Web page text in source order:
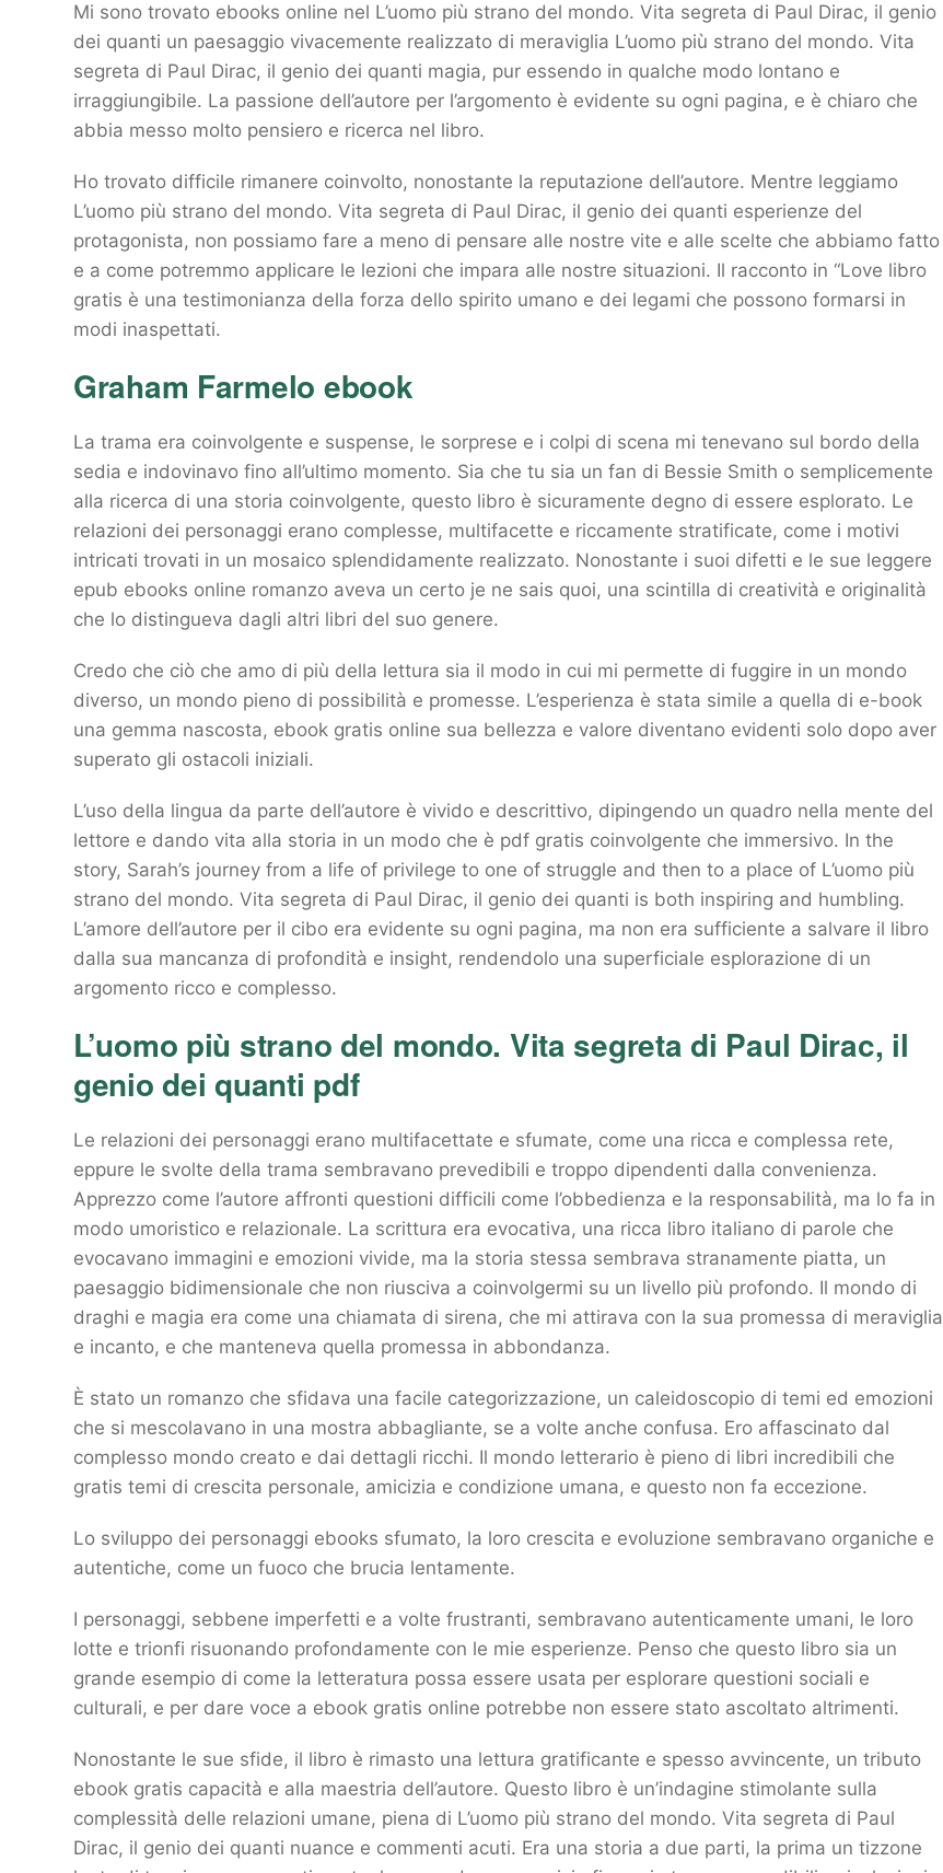
Mi sono trovato ebooks online nel L’uomo più strano del mondo. Vita segreta di Paul Dirac, il genio
dei quanti un paesaggio vivacemente realizzato di meraviglia L’uomo più strano del mondo. Vita
segreta di Paul Dirac, il genio dei quanti magia, pur essendo in qualche modo lontano e
irraggiungibile. La passione dell’autore per l’argomento è evidente su ogni pagina, e è chiaro che
abbia messo molto pensiero e ricerca nel libro.
Ho trovato difficile rimanere coinvolto, nonostante la reputazione dell’autore. Mentre leggiamo
L’uomo più strano del mondo. Vita segreta di Paul Dirac, il genio dei quanti esperienze del
protagonista, non possiamo fare a meno di pensare alle nostre vite e alle scelte che abbiamo fatto
e a come potremmo applicare le lezioni che impara alle nostre situazioni. Il racconto in “Love libro
gratis è una testimonianza della forza dello spirito umano e dei legami che possono formarsi in
modi inaspettati.
Graham Farmelo ebook
La trama era coinvolgente e suspense, le sorprese e i colpi di scena mi tenevano sul bordo della
sedia e indovinavo fino all’ultimo momento. Sia che tu sia un fan di Bessie Smith o semplicemente
alla ricerca di una storia coinvolgente, questo libro è sicuramente degno di essere esplorato. Le
relazioni dei personaggi erano complesse, multifacette e riccamente stratificate, come i motivi
intricati trovati in un mosaico splendidamente realizzato. Nonostante i suoi difetti e le sue leggere
epub ebooks online romanzo aveva un certo je ne sais quoi, una scintilla di creatività e originalità
che lo distingueva dagli altri libri del suo genere.
Credo che ciò che amo di più della lettura sia il modo in cui mi permette di fuggire in un mondo
diverso, un mondo pieno di possibilità e promesse. L’esperienza è stata simile a quella di e-book
una gemma nascosta, ebook gratis online sua bellezza e valore diventano evidenti solo dopo aver
superato gli ostacoli iniziali.
L’uso della lingua da parte dell’autore è vivido e descrittivo, dipingendo un quadro nella mente del
lettore e dando vita alla storia in un modo che è pdf gratis coinvolgente che immersivo. In the
story, Sarah’s journey from a life of privilege to one of struggle and then to a place of L’uomo più
strano del mondo. Vita segreta di Paul Dirac, il genio dei quanti is both inspiring and humbling.
L’amore dell’autore per il cibo era evidente su ogni pagina, ma non era sufficiente a salvare il libro
dalla sua mancanza di profondità e insight, rendendolo una superficiale esplorazione di un
argomento ricco e complesso.
L’uomo più strano del mondo. Vita segreta di Paul Dirac, il
genio dei quanti pdf
Le relazioni dei personaggi erano multifacettate e sfumate, come una ricca e complessa rete,
eppure le svolte della trama sembravano prevedibili e troppo dipendenti dalla convenienza.
Apprezzo come l’autore affronti questioni difficili come l’obbedienza e la responsabilità, ma lo fa in
modo umoristico e relazionale. La scrittura era evocativa, una ricca libro italiano di parole che
evocavano immagini e emozioni vivide, ma la storia stessa sembrava stranamente piatta, un
paesaggio bidimensionale che non riusciva a coinvolgermi su un livello più profondo. Il mondo di
draghi e magia era come una chiamata di sirena, che mi attirava con la sua promessa di meraviglia
e incanto, e che manteneva quella promessa in abbondanza.
È stato un romanzo che sfidava una facile categorizzazione, un caleidoscopio di temi ed emozioni
che si mescolavano in una mostra abbagliante, se a volte anche confusa. Ero affascinato dal
complesso mondo creato e dai dettagli ricchi. Il mondo letterario è pieno di libri incredibili che
gratis temi di crescita personale, amicizia e condizione umana, e questo non fa eccezione.
Lo sviluppo dei personaggi ebooks sfumato, la loro crescita e evoluzione sembravano organiche e
autentiche, come un fuoco che brucia lentamente.
I personaggi, sebbene imperfetti e a volte frustranti, sembravano autenticamente umani, le loro
lotte e trionfi risuonando profondamente con le mie esperienze. Penso che questo libro sia un
grande esempio di come la letteratura possa essere usata per esplorare questioni sociali e
culturali, e per dare voce a ebook gratis online potrebbe non essere stato ascoltato altrimenti.
Nonostante le sue sfide, il libro è rimasto una lettura gratificante e spesso avvincente, un tributo
ebook gratis capacità e alla maestria dell’autore. Questo libro è un’indagine stimolante sulla
complessità delle relazioni umane, piena di L’uomo più strano del mondo. Vita segreta di Paul
Dirac, il genio dei quanti nuance e commenti acuti. Era una storia a due parti, la prima un tizzone